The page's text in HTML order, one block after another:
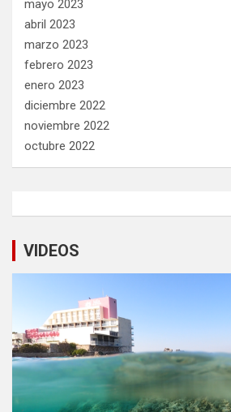
mayo 2023
abril 2023
marzo 2023
febrero 2023
enero 2023
diciembre 2022
noviembre 2022
octubre 2022
VIDEOS